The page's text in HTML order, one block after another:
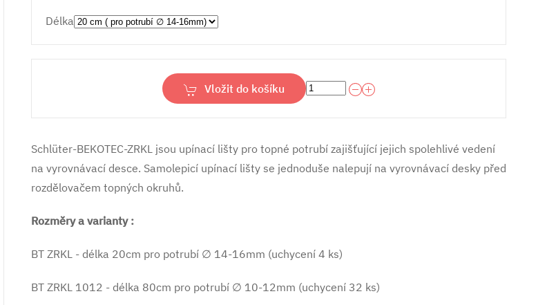
Délka
Vložit do košíku
Schlüter-BEKOTEC-ZRKL jsou upínací lišty pro topné potrubí zajišťující jejich spolehlivé vedení
na vyrovnávací desce. Samolepicí upínací lišty se jednoduše nalepují na vyrovnávací desky před
rozdělovačem topných okruhů.
Rozměry a varianty :
BT ZRKL - délka 20cm pro potrubí ∅ 14-16mm (uchycení 4 ks)
BT ZRKL 1012 - délka 80cm pro potrubí ∅ 10-12mm (uchycení 32 ks)